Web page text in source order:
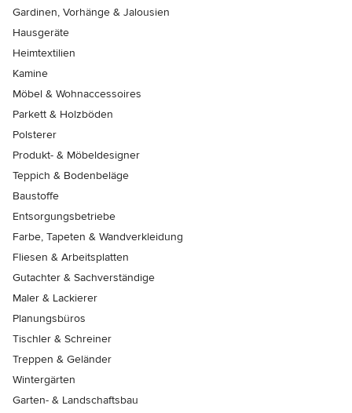
Gardinen, Vorhänge & Jalousien
Hausgeräte
Heimtextilien
Kamine
Möbel & Wohnaccessoires
Parkett & Holzböden
Polsterer
Produkt- & Möbeldesigner
Teppich & Bodenbeläge
Baustoffe
Entsorgungsbetriebe
Farbe, Tapeten & Wandverkleidung
Fliesen & Arbeitsplatten
Gutachter & Sachverständige
Maler & Lackierer
Planungsbüros
Tischler & Schreiner
Treppen & Geländer
Wintergärten
Garten- & Landschaftsbau